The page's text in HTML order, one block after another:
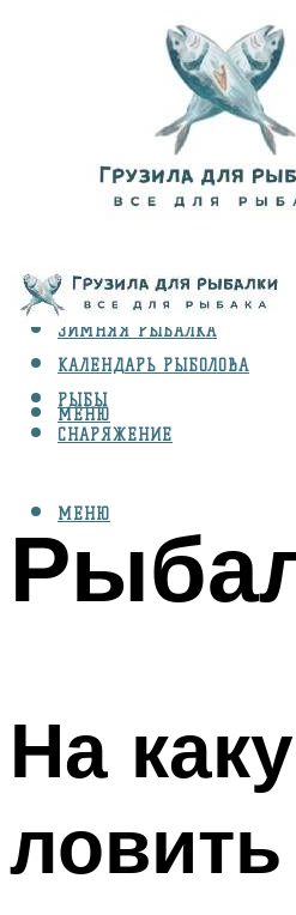
ВИДЫ ЛОВЛИ
ЗИМНЯЯ РЫБАЛКА
КАЛЕНДАРЬ РЫБОЛОВА
РЫБЫ
СНАРЯЖЕНИЕ
МЕНЮ
МЕНЮ
На